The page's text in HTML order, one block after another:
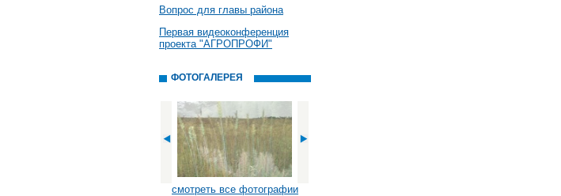
Вопрос для главы района
Первая видеоконференция
проекта "АГРОПРОФИ"
ФОТОГАЛЕРЕЯ
смотреть все фотографии